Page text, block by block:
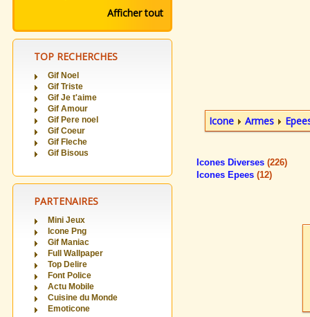
Afficher tout
TOP RECHERCHES
Gif Noel
Gif Triste
Gif Je t'aime
Gif Amour
Gif Pere noel
Gif Coeur
Gif Fleche
Gif Bisous
PARTENAIRES
Mini Jeux
Icone Png
Gif Maniac
Full Wallpaper
Top Delire
Font Police
Actu Mobile
Cuisine du Monde
Emoticone
Icone Armes
Icones Diverses (226)
Icones Epees (12)